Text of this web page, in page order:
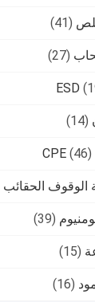
(41)
(27)
(14)
(46)
الحقائب
(39)
(15)
(16)